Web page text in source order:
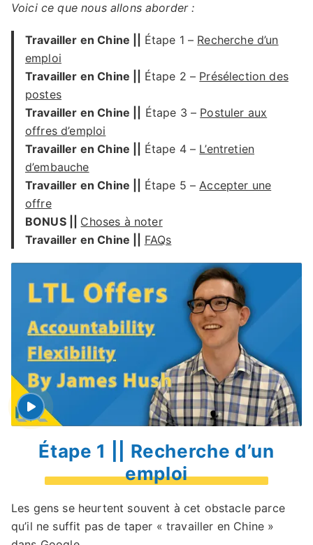
Voici ce que nous allons aborder :
Travailler en Chine || Étape 1 – Recherche d’un
emploi
Travailler en Chine || Étape 2 – Présélection des
postes
Travailler en Chine ||
Étape 3 – Postuler aux
offres d’emploi
Travailler en Chine || Étape 4 – L’entretien
d’embauche
Travailler en Chine || Étape 5 –Accepter une
offre
BONUS || Choses à noter
Travailler en Chine || FAQs
Étape 1 || Recherche d’un
emploi
Les gens se heurtent souvent à cet obstacle parce
qu’il ne suffit pas de taper « travailler en Chine »